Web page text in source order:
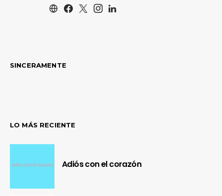
SINCERAMENTE
LO MÁS RECIENTE
Adiós con el corazón